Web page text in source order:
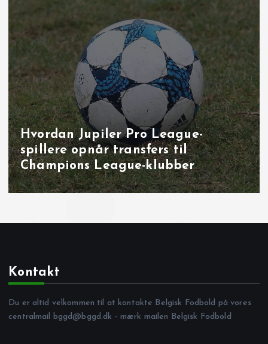
Hvordan Jupiler Pro League-
spillere opnår transfers til
Champions League-klubber
Kontakt
Du er altid velkommen til at kontakte Belgisk Fodbold på vores
centralmail
bggd@bggd.dk - mærk mailen Belgisk Fodbold